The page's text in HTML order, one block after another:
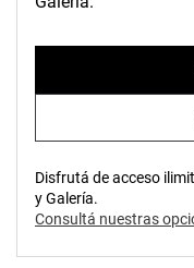
Disfrutá de acceso
y Galería.
Consultá nuestras